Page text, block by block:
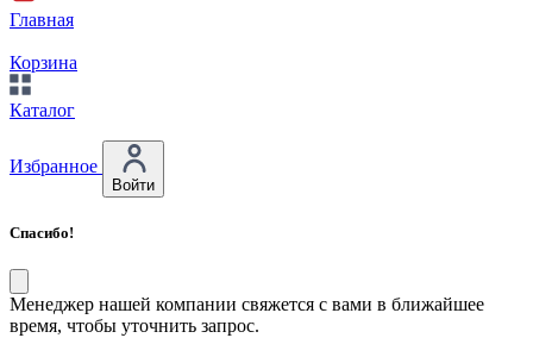
Главная
Корзина
Каталог
Избранное
Войти
Спасибо!
Менеджер нашей компании свяжется с вами в ближайшее
время, чтобы уточнить запрос.